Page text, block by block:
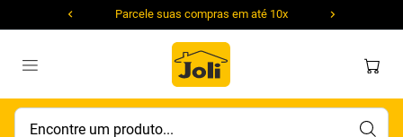
Parcele suas compras em até 10x
Encontre um produto...